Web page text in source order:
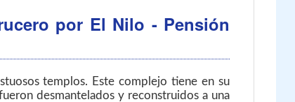
por El Nilo - Pensión
templos. Este complejo tiene en su
desmantelados y reconstruidos a una